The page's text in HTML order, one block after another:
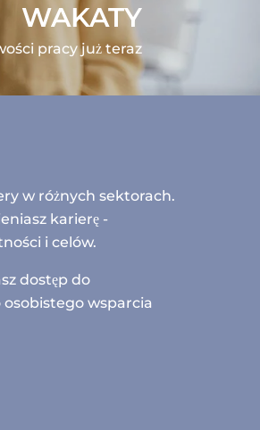
WAKATY
pracy już teraz
w różnych sektorach.
karierę -
i celów.
dostęp do
wsparcia